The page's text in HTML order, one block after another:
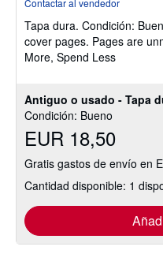
Antiguo o usado - Tapa
Condición: Bueno
EUR 18,50
Gratis gastos de envío en
Cantidad disponible: 1
5
de
Tapa dura. Condición:
cover pages. Pages are
More, Spend Less